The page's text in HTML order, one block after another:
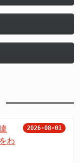
わ
2026-08-01